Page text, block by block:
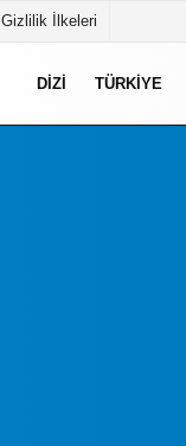
Gizlilik İlkeleri
DIZI TÜRKIYE